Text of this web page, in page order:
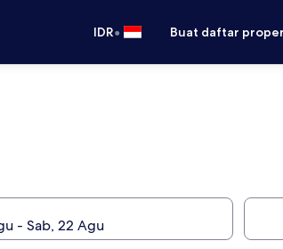
IDR• Buat daftar